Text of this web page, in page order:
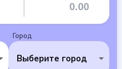
Город
Выберите город